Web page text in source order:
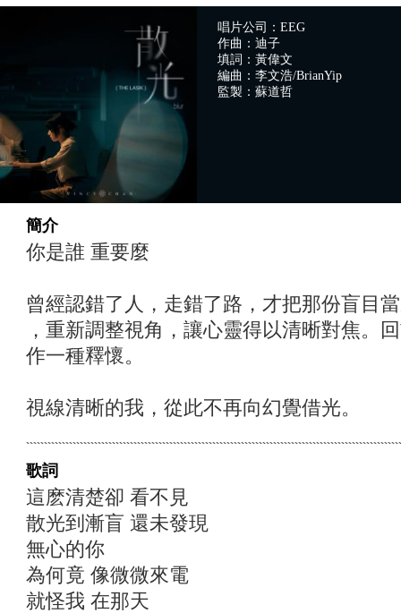
唱片公司：EEG
作曲：迪子
填詞：黃偉文
編曲：李文浩/BrianYip
監製：蘇道哲
簡介
你是誰 重要麼
曾經認錯了人，走錯了路，才把那份盲目
，重新調整視角，讓心靈得以清晰對焦。
作一種釋懷。
視線清晰的我，從此不再向幻覺借光。
歌詞
這麽清楚卻 看不見
散光到漸盲 還未發現
無心的你
為何竟 像微微來電
就怪我 在那天